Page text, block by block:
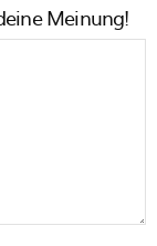
Meinung!